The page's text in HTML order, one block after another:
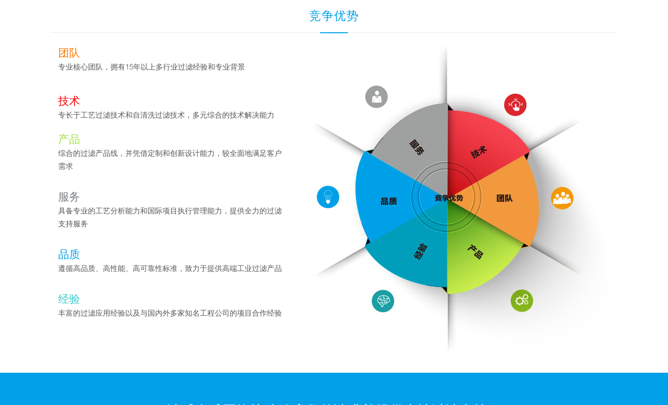
竞争优势
团队
专业核心团队，拥有15年以上多行业过滤经验和专业背景
技术
专长于工艺过滤技术和自清洗过滤技术，多元综合的技术解决能力
产品
综合的过滤产品线，并凭借定制和创新设计能力，较全面地满足客户
需求
服务
具备专业的工艺分析能力和国际项目执行管理能力，提供全力的过滤
支持服务
品质
遵循高品质、高性能、高可靠性标准，致力于提供高端工业过滤产品
经验
丰富的过滤应用经验以及与国内外多家知名工程公司的项目合作经验